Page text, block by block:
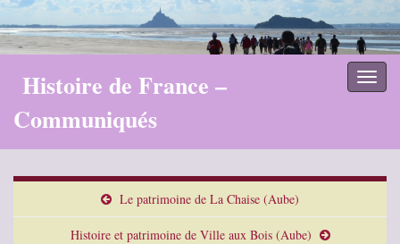
Histoire de France –
Communiqués
Le patrimoine de La Chaise (Aube)
Histoire et patrimoine de Ville aux Bois (Aube)